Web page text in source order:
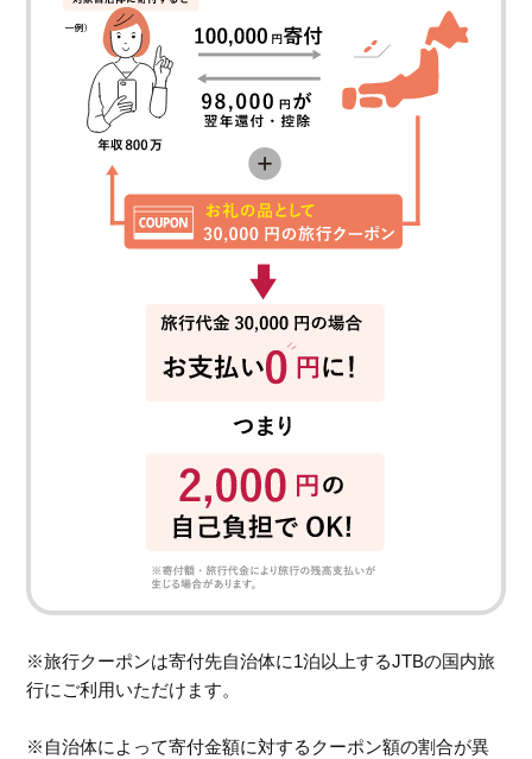
※旅行クーポンは寄付先自治体に1泊以上するJTBの国内旅
行にご利用いただけます。
※自治体によって寄付金額に対するクーポン額の割合が異